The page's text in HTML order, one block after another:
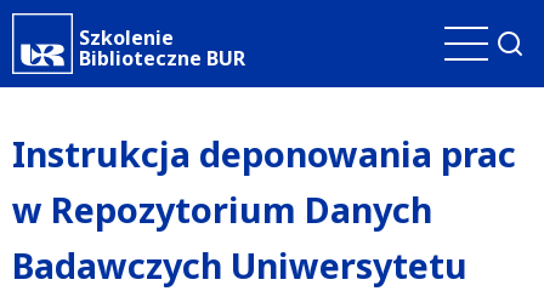
Przejdź
do
treści
Szkolenie
Biblioteczne BUR
Instrukcja deponowania prac
w Repozytorium Danych
Badawczych Uniwersytetu